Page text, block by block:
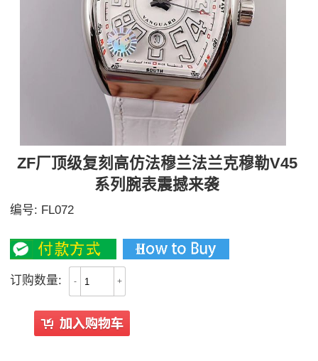
ZF厂顶级复刻高仿法穆兰法兰克穆勒V45
系列腕表震撼来袭
编号: FL072
订购数量: - +